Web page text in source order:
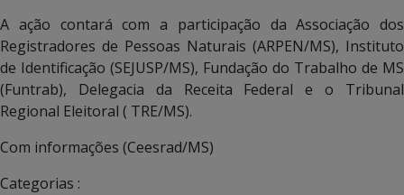
A ação contará com a participação da Associação dos
Registradores de Pessoas Naturais (ARPEN/MS), Instituto
de Identificação (SEJUSP/MS), Fundação do Trabalho de MS
(Funtrab), Delegacia da Receita Federal e o Tribunal
Regional Eleitoral ( TRE/MS).
Com informações (Ceesrad/MS)
Categorias :